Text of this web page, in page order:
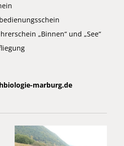
„Binnen“ und „See“
marburg.de